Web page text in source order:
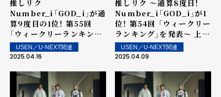
推しリク
Number_i「GOD_i」が通
算9度目の1位！ 第55回
「ウィークリーランキン
グ」を発表～ 上位ランクイ
ン楽曲は街中・店内で配
USEN／U-NEXT関連
2025.04.16
推しリク ～通算8度目！
Number_i「GOD_i」が1
位！ 第54回 「ウィークリー
ランキング」を発表～ 上位
ランクイン楽曲は街中・店
内で配信！
USEN／U-NEXT関連
2025.04.09